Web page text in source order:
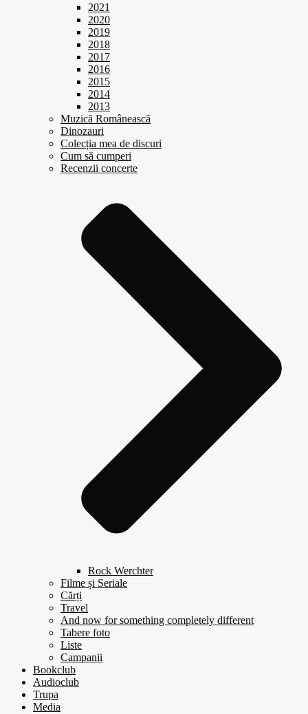
2021
2020
2019
2018
2017
2016
2015
2014
2013
Muzică Românească
Dinozauri
Colecția mea de discuri
Cum să cumperi
Recenzii concerte
Rock Werchter
Filme și Seriale
Cărți
Travel
And now for something completely different
Tabere foto
Liste
Campanii
Bookclub
Audioclub
Trupa
Media